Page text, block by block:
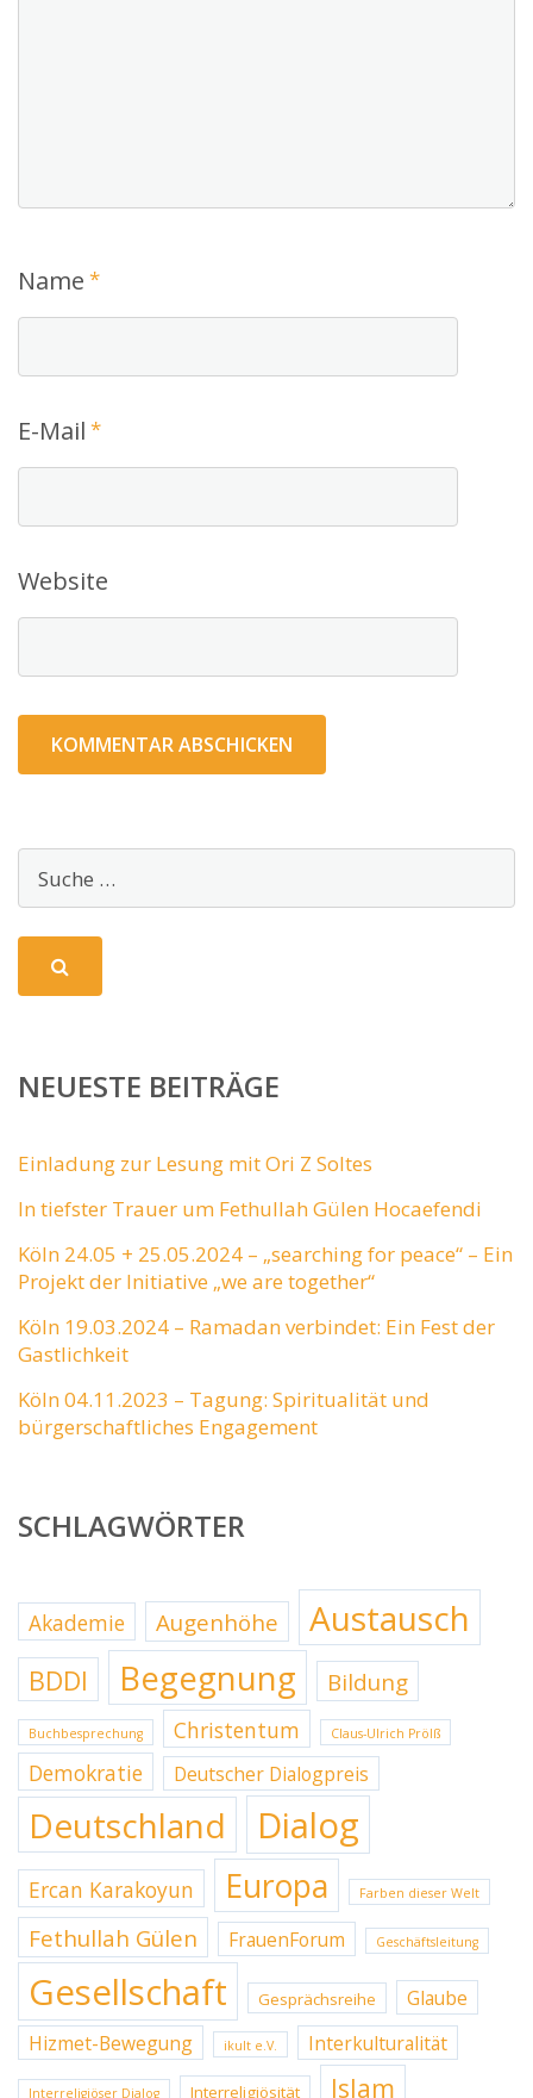
Name *
E-Mail *
Website
NEUESTE BEITRÄGE
Einladung zur Lesung mit Ori Z Soltes
In tiefster Trauer um Fethullah Gülen Hocaefendi
Köln 24.05 + 25.05.2024 – „searching for peace“ – Ein
Projekt der Initiative „we are together“
Köln 19.03.2024 – Ramadan verbindet: Ein Fest der
Gastlichkeit
Köln 04.11.2023 – Tagung: Spiritualität und
bürgerschaftliches Engagement
SCHLAGWÖRTER
Akademie Augenhöhe Austausch
BDDI Begegnung Bildung
Buchbesprechung Christentum Claus-Ulrich Prölß
Demokratie Deutscher Dialogpreis
Deutschland Dialog
Ercan Karakoyun Europa Farben dieser Welt
Fethullah Gülen FrauenForum Geschäftsleitung
Gesellschaft Gesprächsreihe
Glaube
Hizmet-Bewegung
ikult e.V. Interkulturalität
Interreligiöser Dialog Interreligiösität Islam